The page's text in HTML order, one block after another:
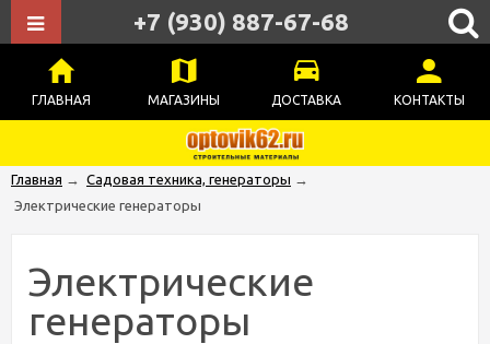
ГЛАВНАЯ МАГАЗИНЫ ДОСТАВКА КОНТАКТЫ
+7 (930) 887-67-68
Главная → Садовая техника, генераторы →
Электрические генераторы
Электрические
генераторы